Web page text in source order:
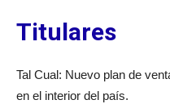
Titulares
Tal Cual: Nuevo plan de
en el interior del país.